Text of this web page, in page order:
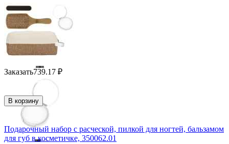
Заказать739.17 ₽
В корзину
Подарочный набор с расческой, пилкой для ногтей, бальзамом
для губ в косметичке, 350062.01